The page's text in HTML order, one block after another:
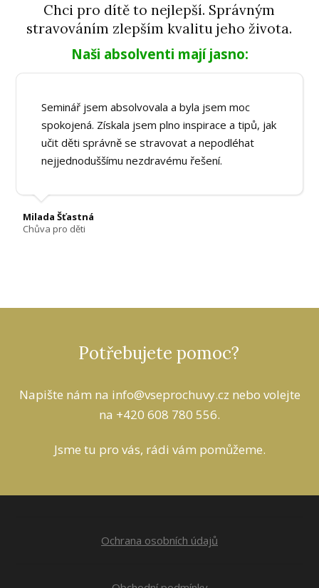
Chci pro dítě to nejlepší. Správným
stravováním zlepším kvalitu jeho života.
Naši absolventi mají jasno:
Seminář jsem absolvovala a byla jsem moc
spokojená. Získala jsem plno inspirace a tipů, jak
učit děti správně se stravovat a nepodléhat
nejjednoduššímu nezdravému řešení.
Milada Šťastná
Chůva pro děti
Potřebujete pomoc?
Napište nám na info@vseprochuvy.cz nebo volejte
na +420 608 780 556.
Jsme tu pro vás, rádi vám pomůžeme.
Ochrana osobních údajů